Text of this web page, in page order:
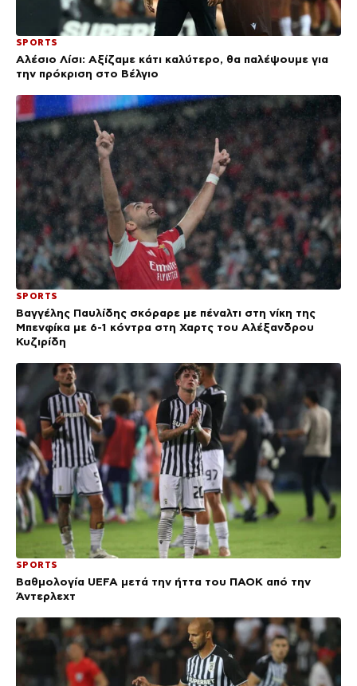
SPORTS
Αλέσιο Λίσι: Αξίζαμε κάτι καλύτερο, θα παλέψουμε για
την πρόκριση στο Βέλγιο
SPORTS
Βαγγέλης Παυλίδης σκόραρε με πέναλτι στη νίκη της
Μπενφίκα με 6-1 κόντρα στη Χαρτς του Αλέξανδρου
Κυζιρίδη
SPORTS
Βαθμολογία UEFA μετά την ήττα του ΠΑΟΚ από την
Άντερλεχτ